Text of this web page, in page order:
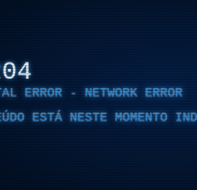
ERROR - NETWORK ERROR
ESTÁ NESTE MOMENTO